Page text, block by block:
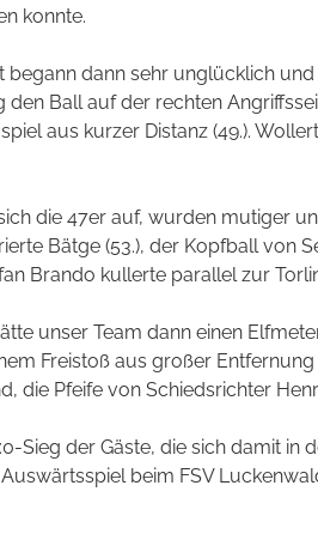
konnte.
begann dann sehr unglücklich
den Ball auf der rechten
aus kurzer Distanz (49.).
die 47er auf, wurden mutiger
Bätge (53.), der Kopfball von
Brando kullerte parallel zur
unser Team dann einen
Freistoß aus großer
die Pfeife von Schiedsrichter
Sieg der Gäste, die sich damit in
Auswärtsspiel beim FSV